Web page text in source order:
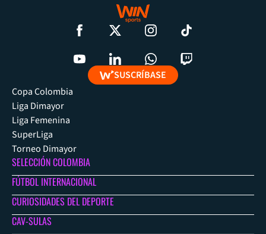
SUSCRÍBASE
Copa Colombia
Liga Dimayor
Liga Femenina
SuperLiga
Torneo Dimayor
SELECCIÓN COLOMBIA
FÚTBOL INTERNACIONAL
CURIOSIDADES DEL DEPORTE
CAV-SULAS